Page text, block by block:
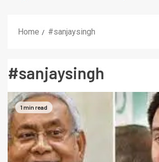
Home #sanjaysingh
#sanjaysingh
1 min read